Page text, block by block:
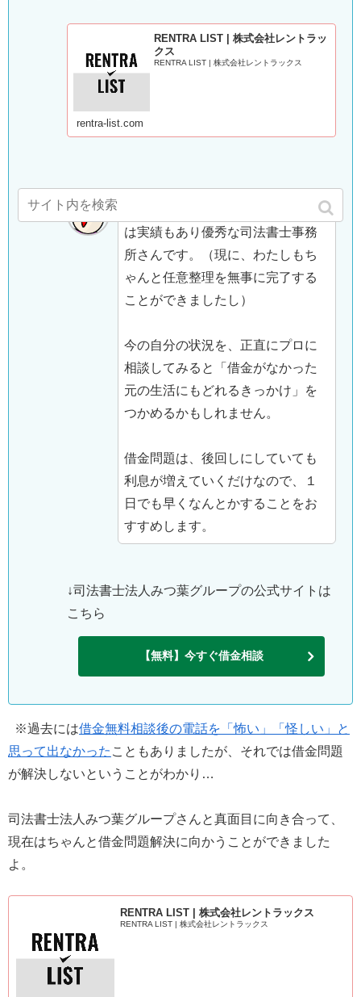
RENTRA LIST | 株式会社レントラッ
クス
RENTRA LIST | 株式会社レントラックス
rentra-list.com
は実績もあり優秀な司法書士事務
所さんです。（現に、わたしもち
ゃんと任意整理を無事に完了する
ことができましたし）
今の自分の状況を、正直にプロに
相談してみると「借金がなかった
元の生活にもどれるきっかけ」を
つかめるかもしれません。
借金問題は、後回しにしていても
利息が増えていくだけなので、１
日でも早くなんとかすることをお
すすめします。
↓司法書士法人みつ葉グループの公式サイトは
こちら
【無料】今すぐ借金相談
※過去には借金無料相談後の電話を「怖い」「怪しい」と
思って出なかった こともありましたが、それでは借金問題
が解決しないということがわかり…
司法書士法人みつ葉グループさんと真面目に向き合って、
現在はちゃんと借金問題解決に向かうことができました
よ。
RENTRA LIST | 株式会社レントラックス
RENTRA LIST | 株式会社レントラックス